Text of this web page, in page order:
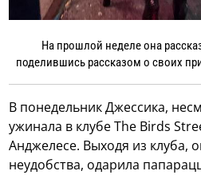
На прошлой неделе она
поделившись рассказом о своих
В понедельник Джессика,
ужинала в клубе The Birds
Анджелесе. Выходя из клуба,
неудобства, одарила